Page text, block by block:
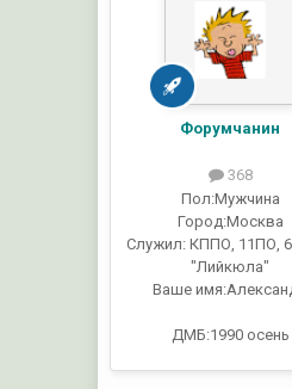
Форумчанин
368
Пол:Мужчина
Город:Москва
Служил:КППО, 11ПО,
"Лийкюла"
Ваше имя:
ДМБ:1990 осень